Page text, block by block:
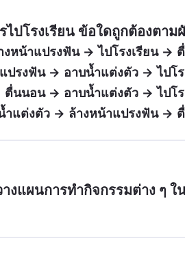
ปโรงเรียน ข้อใดถูกต้องตาม
หน้าแปรงฟัน → ไปโรงเรียน →
รงฟัน → อาบน้ำแต่งตัว → ไปโ
นนอน → อาบน้ำแต่งตัว → ไปโ
ำแต่งตัว → ล้างหน้าแปรงฟัน →
งแผนการทำกิจกรรมต่าง ๆ